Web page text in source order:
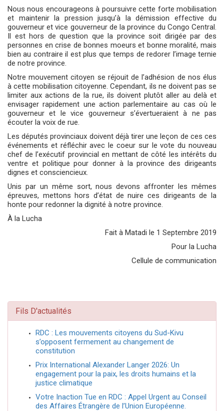
Nous nous encourageons à poursuivre cette forte mobilisation
et maintenir la pression jusqu’à la démission effective du
gouverneur et vice gouverneur de la province du Congo Central.
Il est hors de question que la province soit dirigée par des
personnes en crise de bonnes moeurs et bonne moralité, mais
bien au contraire il est plus que temps de redorer l’image ternie
de notre province.
Notre mouvement citoyen se réjouit de l’adhésion de nos élus
à cette mobilisation citoyenne. Cependant, ils ne doivent pas se
limiter aux actions de la rue, ils doivent plutôt aller au delà et
envisager rapidement une action parlementaire au cas où le
gouverneur et le vice gouverneur s’évertueraient à ne pas
écouter la voix de rue.
Les députés provinciaux doivent déjà tirer une leçon de ces ces
événements et réfléchir avec le coeur sur le vote du nouveau
chef de l’exécutif provincial en mettant de côté les intérêts du
ventre et politique pour donner à la province des dirigeants
dignes et consciencieux.
Unis par un même sort, nous devons affronter les mêmes
épreuves, mettons hors d’état de nuire ces dirigeants de la
honte pour redonner la dignité à notre province.
À la Lucha
Fait à Matadi le 1 Septembre 2019
Pour la Lucha
Cellule de communication
Fils D'actualités
RDC : Les mouvements citoyens du Sud-Kivu
s’opposent fermement au changement de
constitution
Prix International Alexander Langer 2026: Un
engagement pour la paix, les droits humains et la
justice climatique
Votre Inaction Tue en RDC : Appel Urgent au Conseil
des Affaires Étrangère de l’Union Européenne.